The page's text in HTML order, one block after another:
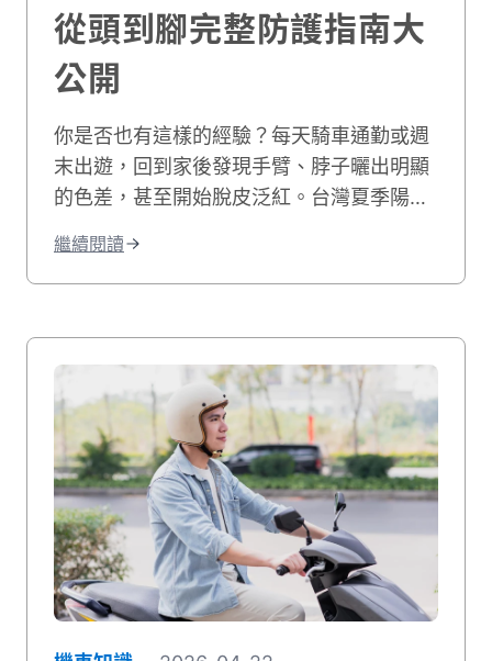
從頭到腳完整防護指南大
公開
你是否也有這樣的經驗？每天騎車通勤或週
末出遊，回到家後發現手臂、脖子曬出明顯
的色差，甚至開始脫皮泛紅。台灣夏季陽光
的傷害其實一點也沒減少。許多人以為騎車
防曬只是愛美的選擇，其實這更是保護肌膚
下來容易造成曬傷、曬黑，甚至加速肌膚老
化。別擔心，做好紫外線防護並不複雜！本
文將帶你了解台灣氣候下的曝曬風險，並分
享從頭部到腳部的完整防曬裝備選擇。只要
掌握正確方法，你也能在享受騎車樂趣的同
時，有效保護肌膚，遠離曬傷困擾。
繼續閱讀